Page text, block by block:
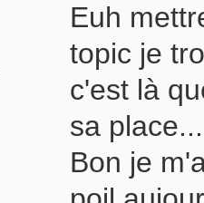
Euh
topic je
c'est là
sa
Bon je